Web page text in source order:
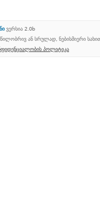
ვერსია 2.0b
ან სრულად, ნებისმიერი
პოლიტიკა